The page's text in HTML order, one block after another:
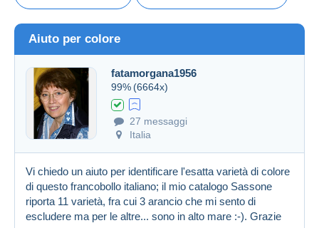
Aiuto per colore
fatamorgana1956
99% (6664x)
27 messaggi
Italia
Vi chiedo un aiuto per identificare l'esatta varietà di colore
di questo francobollo italiano; il mio catalogo Sassone
riporta 11 varietà, fra cui 3 arancio che mi sento di
escludere ma per le altre... sono in alto mare :-). Grazie